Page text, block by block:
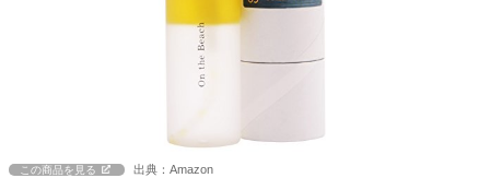
この商品を見る 出典：Amazon